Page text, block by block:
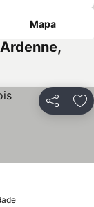
Mapa
Partilhar